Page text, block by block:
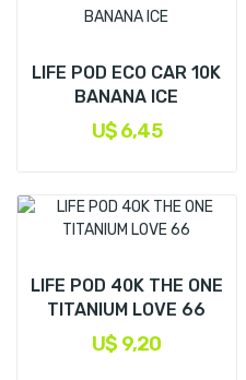
LIFE POD ECO CAR 10K
BANANA ICE
U$ 6,45
LIFE POD 40K THE ONE
TITANIUM LOVE 66
U$ 9,20